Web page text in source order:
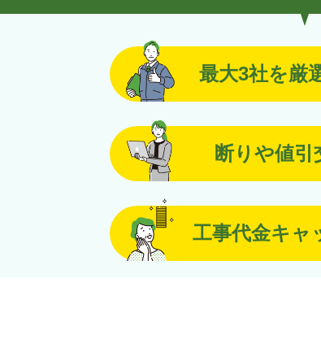
最大3社を厳
断りや値引
工事代金キャ